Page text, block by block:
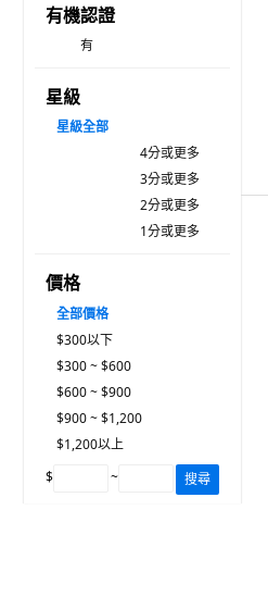
有機認證
有
星級
星級全部
4分或更多
3分或更多
2分或更多
1分或更多
價格
全部價格
$300以下
$300 ~ $600
$600 ~ $900
$900 ~ $1,200
$1,200以上
$
~ 搜尋